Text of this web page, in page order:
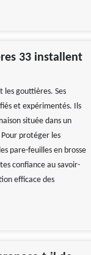
33 installent
les gouttières. Ses
et expérimentés. Ils
située dans un
protéger les
pare-feuilles en brosse
confiance au savoir-
efficace des